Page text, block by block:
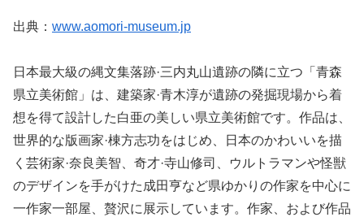
出典： www.aomori-museum.jp
日本最大級の縄文集落跡·三内丸山遺跡の隣に立つ「青森
県立美術館」は、建築家·青木淳が遺跡の発掘現場から着
想を得て設計した白亜の美しい県立美術館です。作品は、
世界的な版画家·棟方志功をはじめ、日本のかわいいを描
く芸術家·奈良美智、奇才·寺山修司、ウルトラマンや怪獣
のデザインを手がけた成田亨など県ゆかりの作家を中心に
一作家一部屋、贅沢に展示しています。作家、および作品